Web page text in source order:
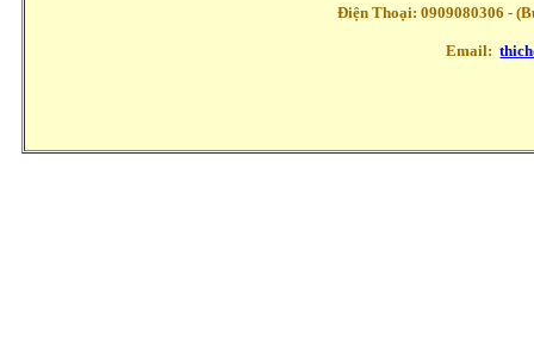
Điện Thoại: 0909080306 -
Email: